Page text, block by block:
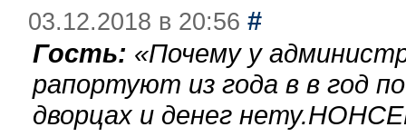
03.12.2018 в 20:56 #
Гость: «Почему у
рапортуют из года в в год
дворцах и денег